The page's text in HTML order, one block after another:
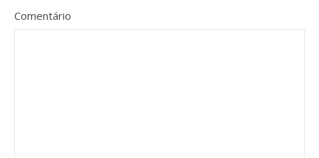
Comentário